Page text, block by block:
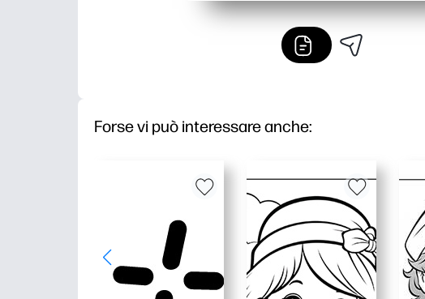
Forse vi può interessare anche: